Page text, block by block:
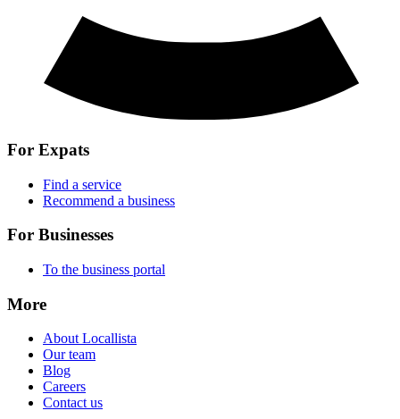
For Expats
Find a service
Recommend a business
For Businesses
To the business portal
More
About Locallista
Our team
Blog
Careers
Contact us